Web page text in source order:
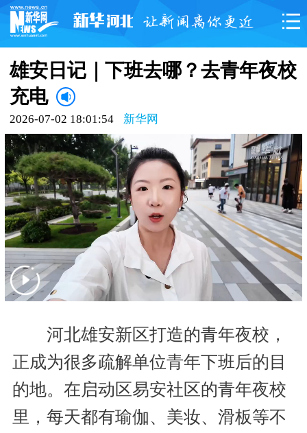
雄安日记｜下班去哪？去青年夜校
充电
2026-07-02 18:01:54 新华网
河北雄安新区打造的青年夜校，
正成为很多疏解单位青年下班后的目
的地。在启动区易安社区的青年夜校
里，每天都有瑜伽、美妆、滑板等不